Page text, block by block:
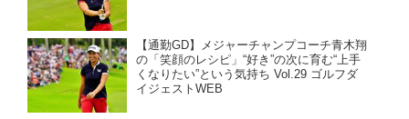
【通勤GD】メジャーチャンプコーチ青木翔
の「笑顔のレシピ」“好き”の次に育む“上手
くなりたい”という気持ち Vol.29 ゴルフダ
イジェストWEB